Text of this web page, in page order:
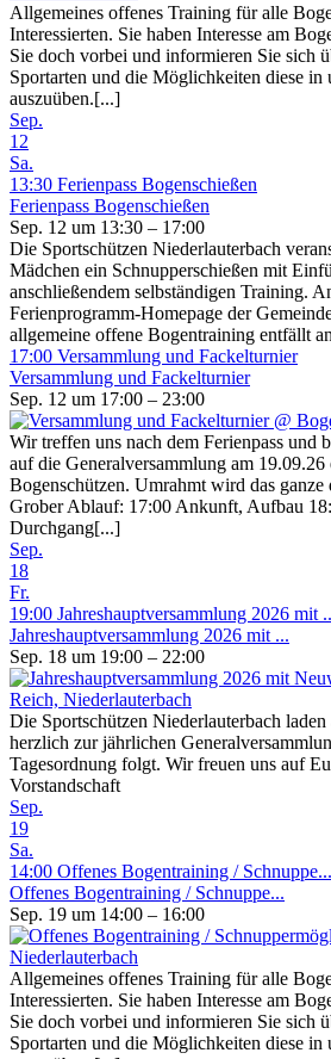
Allgemeines offenes Training für alle
Interessierten. Sie haben Interesse am
Sie doch vorbei und informieren Sie sich
Sportarten und die Möglichkeiten diese in
auszuüben.[...]
Sep.
12
Sa.
13:30 Ferienpass Bogenschießen
Ferienpass Bogenschießen
Sep. 12 um 13:30 – 17:00
Die Sportschützen Niederlauterbach
Mädchen ein Schnupperschießen mit
anschließendem selbständigen Training.
Ferienprogramm-Homepage der
allgemeine offene Bogentraining entfällt
17:00 Versammlung und Fackelturnier
Versammlung und Fackelturnier
Sep. 12 um 17:00 – 23:00
Wir treffen uns nach dem Ferienpass und
auf die Generalversammlung am 19.09.26
Bogenschützen. Umrahmt wird das ganze
Grober Ablauf: 17:00 Ankunft, Aufbau
Durchgang[...]
Sep.
18
Fr.
19:00 Jahreshauptversammlung 2026 mit
Jahreshauptversammlung 2026 mit ...
Sep. 18 um 19:00 – 22:00
Die Sportschützen Niederlauterbach
herzlich zur jährlichen
Tagesordnung folgt. Wir freuen uns auf
Vorstandschaft
Sep.
19
Sa.
14:00 Offenes Bogentraining / Schnuppe...
Offenes Bogentraining / Schnuppe...
Sep. 19 um 14:00 – 16:00
Allgemeines offenes Training für alle
Interessierten. Sie haben Interesse am
Sie doch vorbei und informieren Sie sich
Sportarten und die Möglichkeiten diese in